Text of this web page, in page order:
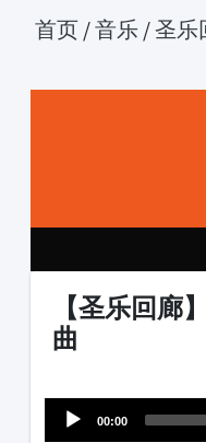
首页 /音乐 /圣乐
【圣乐回廊
曲
Player
00:00